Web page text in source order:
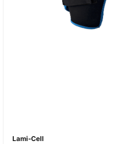
Lami-Cell